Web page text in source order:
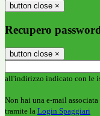
button close ×
Recupero
button close ×
all'indirizzo indicato con le
Non hai una e-mail
tramite la Login Spaggiari